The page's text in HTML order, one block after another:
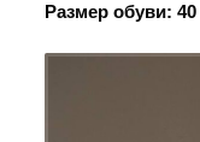
Размер обуви: 40